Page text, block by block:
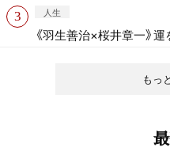
もっ
人生
《羽生善治×桜井章一》